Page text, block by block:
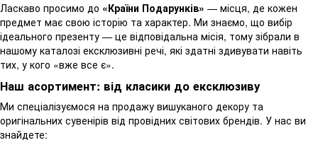
Ласкаво просимо до «Країни Подарунків» — місця, де кожен
предмет має свою історію та характер. Ми знаємо, що вибір
ідеального презенту — це відповідальна місія, тому зібрали в
нашому каталозі ексклюзивні речі, які здатні здивувати навіть
тих, у кого «вже все є».
Наш асортимент: від класики до ексклюзиву
Ми спеціалізуємося на продажу вишуканого декору та
оригінальних сувенірів від провідних світових брендів. У нас ви
знайдете: